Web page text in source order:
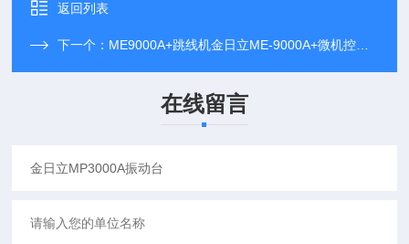
返回列表
下一个： ME9000A+跳线机金日立ME-9000A+微机控制高速跳线成型机
在线留言